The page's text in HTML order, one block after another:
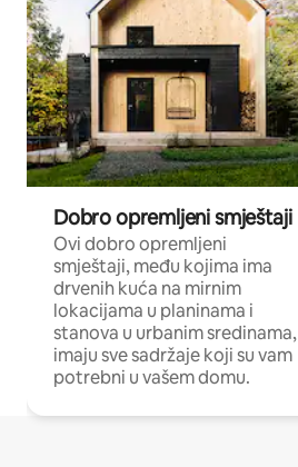
Dobro opremljeni smještaji
Ovi dobro opremljeni
smještaji, među kojima ima
drvenih kuća na mirnim
lokacijama u planinama i
stanova u urbanim sredinama,
imaju sve sadržaje koji su vam
potrebni u vašem domu.